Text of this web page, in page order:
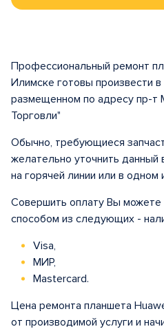
Профессиональный ремонт
Илимске готовы произвести в
размещенном по адресу пр-т
Торговли"
Обычно, требующиеся
желательно уточнить данный
на горячей линии или в одном
Совершить оплату Вы
способом из следующих -
Visa,
МИР,
Mastercard.
Цена ремонта планшета
от производимой услуги и